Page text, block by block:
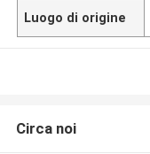
Luogo di origine
Circa noi